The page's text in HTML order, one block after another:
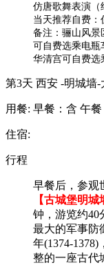
仿唐歌舞表演（
当天推荐自费：
备注：骊山风景
可自费选乘电瓶
华清宫可自费选
第3天 西安 -明城墙
用餐: 早餐：含 午餐
住宿:
行程
早餐后，参观
【古城堡明城
钟，游览约40
最大的军事防
年(1374-1378)
整的一座古代